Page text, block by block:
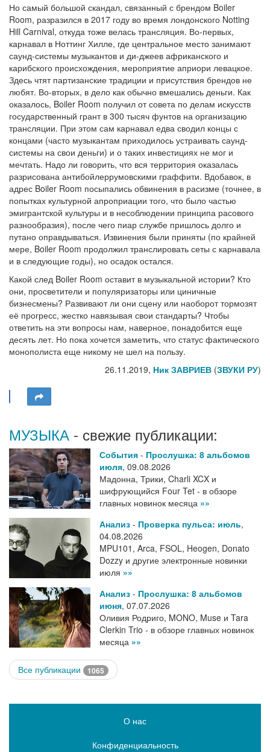
Но самый большой скандал, связанный с брендом Boiler
Room, разразился в 2017 году во время лондонского Notting
Hill Carnival, откуда тоже велась трансляция. Во-первых,
карнавал в Ноттинг Хилле, где центральное место занимают
саунд-системы музыкантов и ди-джеев африканского и
карибского происхождения, мероприятие априори левацкое.
Здесь чтят партизанские традиции и присутствия брендов не
любят. Во-вторых, в дело как обычно вмешались деньги. Как
оказалось, Boiler Room получил от совета по делам искусств
государственный грант в 300 тысяч фунтов на организацию
трансляции. При этом сам карнавал едва сводил концы с
концами (часто музыкантам приходилось устраивать саунд-
системы на свои деньги) и о таких инвестициях не мог и
мечтать. Надо ли говорить, что вся территория оказалась
разрисована антибойлеррумовскими граффити. Вдобавок, в
адрес Boiler Room посыпались обвинения в расизме (точнее, в
попытках культурной апроприации того, что было частью
эмигрантской культуры и в несоблюдении принципа расового
разнообразия), после чего пиар службе пришлось долго и
путано оправдываться. Извинения были приняты (по крайней
мере, Boiler Room продолжил транслировать сеты с карнавала
и в следующие годы), но осадок остался.
Какой след Boiler Room оставит в музыкальной истории? Кто
они, просветители и популяризаторы или циничные
бизнесмены? Развивают ли они сцену или наоборот тормозят
её прогресс, жестко навязывая свои стандарты? Чтобы
ответить на эти вопросы нам, наверное, понадобится еще
десять лет. Но пока хочется заметить, что статус фактического
монополиста еще никому не шел на пользу.
26.11.2019, Ник ЗАВРИЕВ (ЗВУКИ РУ)
МУЗЫКА - свежие публикации:
События - Прослушка: 8 альбомов
июля, 09.08.2026
Мадонна, Трики, Charli XCX и
шифрующийся Four Tet - в обзоре
главных новинок месяца »»
Анализ - Проверка пульса: июль,
04.08.2026
MPU101, Arca, FSOL, Heogen, Donato
Dozzy и другие электронные новинки
июля »»
Анализ - Прослушка: 8 альбомов
июня, 07.07.2026
Оливия Родриго, MONO, Muse и Tara
Clerkin Trio - в обзоре главных новинок
месяца »»
Все публикации 1065
О нас
Конфиденциальность